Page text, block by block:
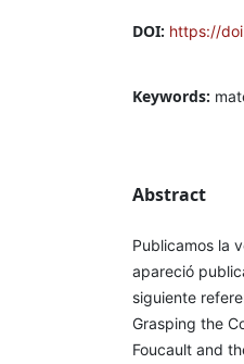
DOI: https://
Keywords:
Abstract
Publicamos la
apareció
siguiente
Grasping the
Foucault and